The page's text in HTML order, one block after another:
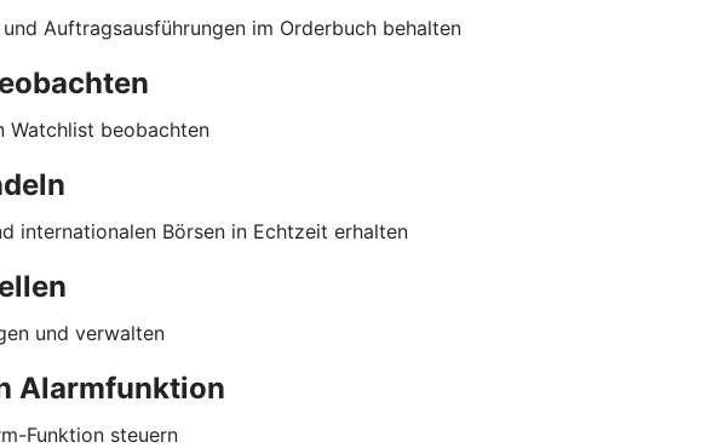
Auftragsausführungen im Orderbuch behalten
Watchlist beobachten
internationalen Börsen in Echtzeit erhalten
und verwalten
Alarmfunktion
Funktion steuern